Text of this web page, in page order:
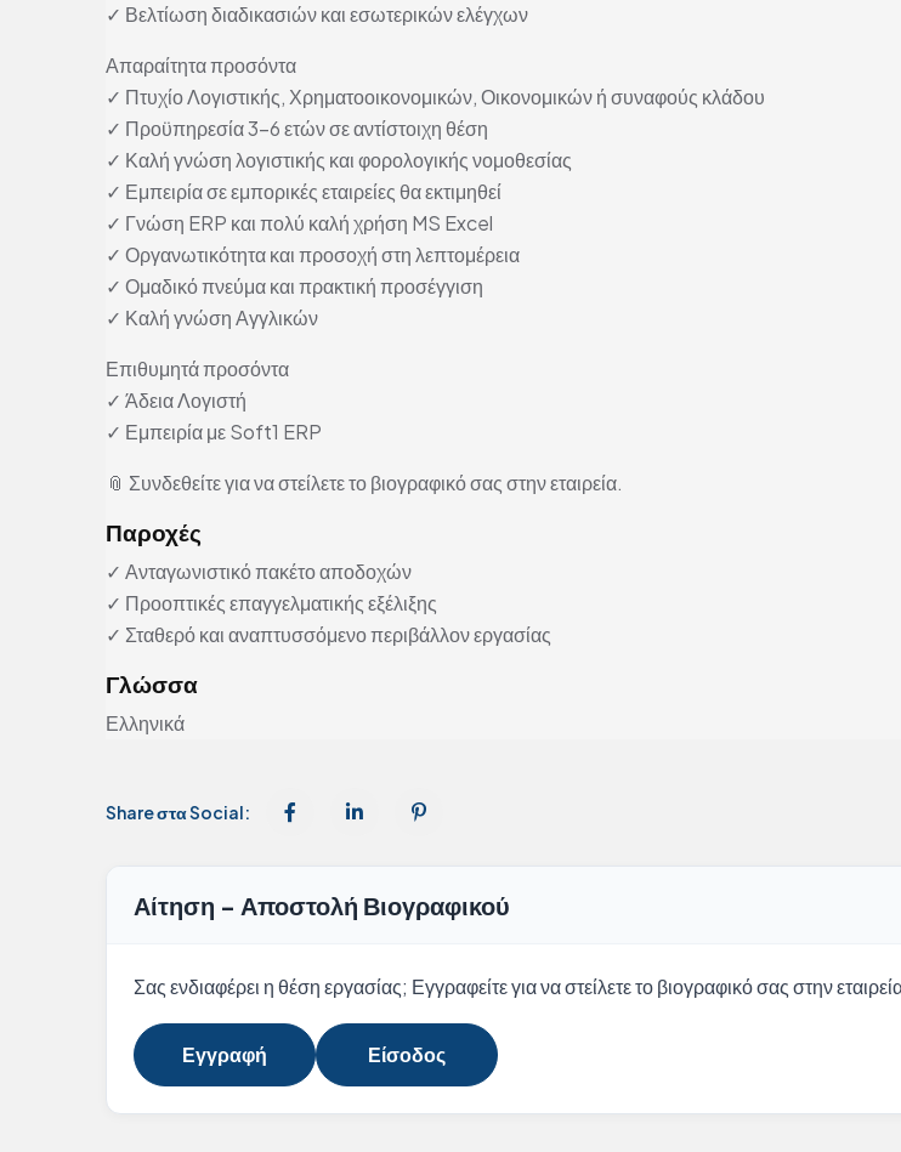
✓ Βελτίωση διαδικασιών και εσωτερικών ελέγχων
Απαραίτητα προσόντα
✓ Πτυχίο Λογιστικής, Χρηματοοικονομικών, Οικονομικών ή συναφούς κλάδου
✓ Προϋπηρεσία 3–6 ετών σε αντίστοιχη θέση
✓ Καλή γνώση λογιστικής και φορολογικής νομοθεσίας
✓ Εμπειρία σε εμπορικές εταιρείες θα εκτιμηθεί
✓ Γνώση ERP και πολύ καλή χρήση MS Excel
✓ Οργανωτικότητα και προσοχή στη λεπτομέρεια
✓ Ομαδικό πνεύμα και πρακτική προσέγγιση
✓ Καλή γνώση Αγγλικών
Επιθυμητά προσόντα
✓ Άδεια Λογιστή
✓ Εμπειρία με Soft1 ERP
📎 Συνδεθείτε για να στείλετε το βιογραφικό σας στην εταιρεία.
Παροχές
✓ Ανταγωνιστικό πακέτο αποδοχών
✓ Προοπτικές επαγγελματικής εξέλιξης
✓ Σταθερό και αναπτυσσόμενο περιβάλλον εργασίας
Γλώσσα
Ελληνικά
Share στα Social:
Αίτηση - Αποστολή Βιογραφικού
Σας ενδιαφέρει η θέση εργασίας; Εγγραφείτε για να στείλετε το βιογραφικό σας στην
Εγγραφή Είσοδος